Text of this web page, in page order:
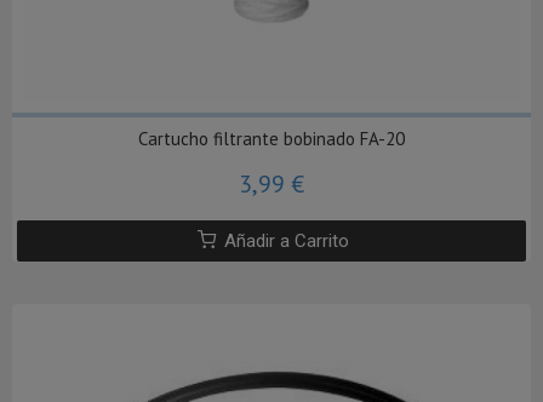
Cartucho filtrante bobinado FA-20
3,99 €
Añadir a Carrito